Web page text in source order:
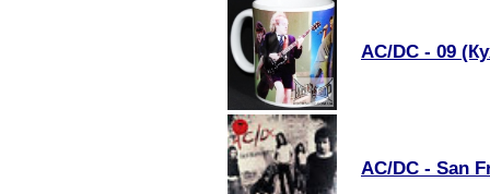
AC/DC - 09
AC/DC - San